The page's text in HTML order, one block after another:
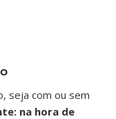
seja com ou sem
na hora de